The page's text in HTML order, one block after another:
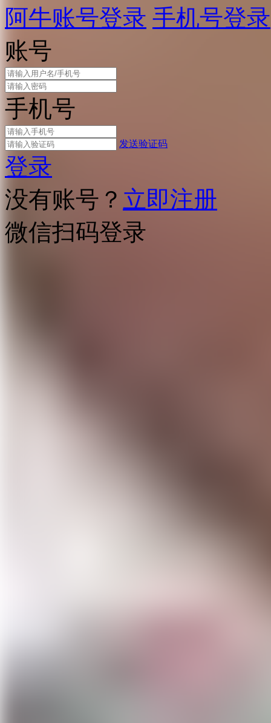
阿牛账号登录 手机号登录
账号
手机号
发送验证码
登录
没有账号？ 立即注册
微信扫码登录